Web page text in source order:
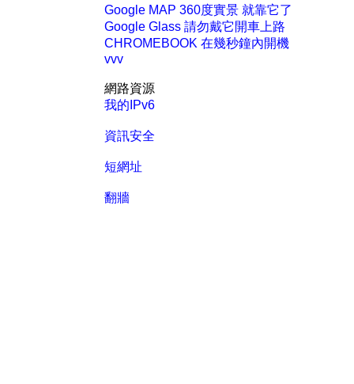
Google MAP 360度實景 就靠它了
Google Glass 請勿戴它開車上路
CHROMEBOOK 在幾秒鐘內開機
vvv
網路資源
我的IPv6
資訊安全
短網址
翻牆